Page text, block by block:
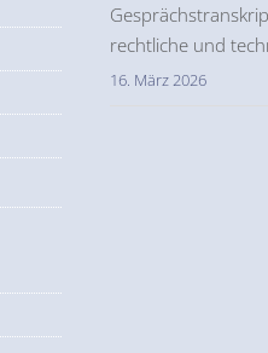
rechtliche und
16. März 2026